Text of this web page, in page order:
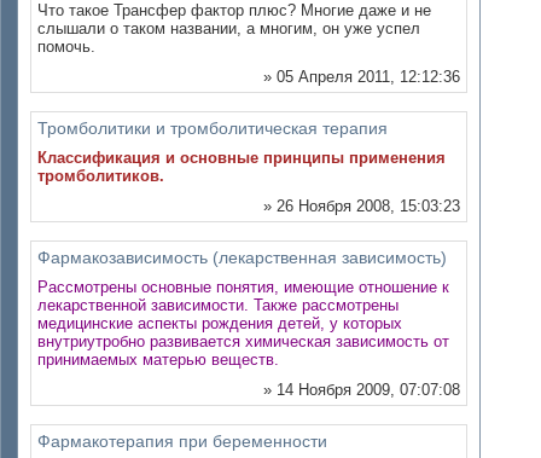
Что такое Трансфер фактор плюс? Многие даже и не
слышали о таком названии, а многим, он уже успел
помочь.
» 05 Апреля 2011, 12:12:36
Тромболитики и тромболитическая терапия
Классификация и основные принципы применения
тромболитиков.
» 26 Ноября 2008, 15:03:23
Фармакозависимость (лекарственная зависимость)
Рассмотрены основные понятия, имеющие отношение к
лекарственной зависимости. Также рассмотрены
медицинские аспекты рождения детей, у которых
внутриутробно развивается химическая зависимость от
принимаемых матерью веществ.
» 14 Ноября 2009, 07:07:08
Фармакотерапия при беременности